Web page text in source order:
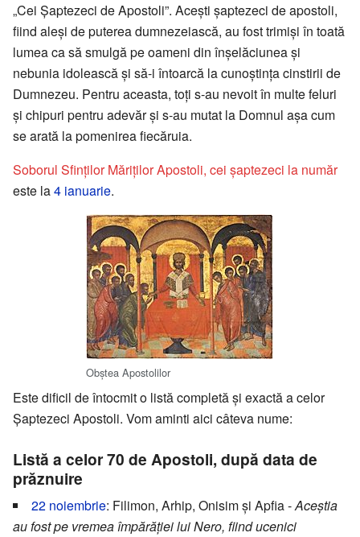
„Cei Șaptezeci de Apostoli”. Acești șaptezeci de apostoli,
fiind aleși de puterea dumnezeiască, au fost trimiși în toată
lumea ca să smulgă pe oameni din înșelăciunea și
nebunia idolească și să-i întoarcă la cunoștința cinstirii de
Dumnezeu. Pentru aceasta, toți s-au nevoit în multe feluri
și chipuri pentru adevăr și s-au mutat la Domnul așa cum
se arată la pomenirea fiecăruia.
Soborul Sfinților Măriților Apostoli, cei șaptezeci la număr
este la4 ianuarie.
Obștea Apostolilor
Este dificil de întocmit o listă completă și exactă a celor
Șaptezeci Apostoli. Vom aminti aici câteva nume:
Listă a celor 70 de Apostoli, după data de
prăznuire
22 noiembrie: Filimon, Arhip, Onisim și Apfia -Aceștia
au fost pe vremea împărăției lui Nero, fiind ucenici